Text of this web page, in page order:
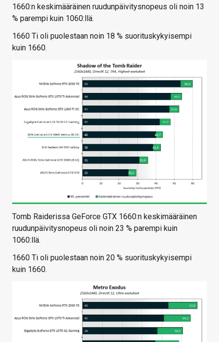
1660:n keskimääräinen ruudunpäivitysnopeus oli noin 13
% parempi kuin 1060:llä.
1660 Ti oli puolestaan noin 18 % suorituskykyisempi
kuin 1660.
Tomb Raiderissa GeForce GTX 1660:n keskimääräinen
ruudunpäivitysnopeus oli noin 23 % parempi kuin
1060:llä.
1660 Ti oli puolestaan noin 20 % suorituskykyisempi
kuin 1660.